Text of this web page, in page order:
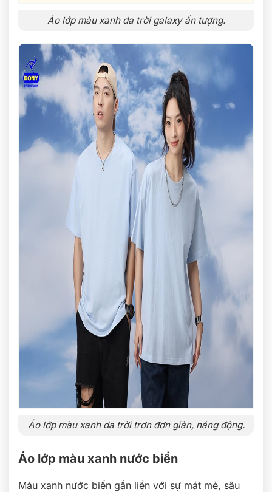
Áo lớp màu xanh da trời galaxy ấn tượng.
Áo lớp màu xanh da trời trơn đơn giản, năng động.
Áo lớp màu xanh nước biển
Màu xanh nước biển gắn liền với sự mát mẻ, sâu